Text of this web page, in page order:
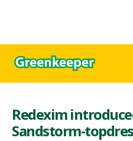
Redexim
Sandstorm-